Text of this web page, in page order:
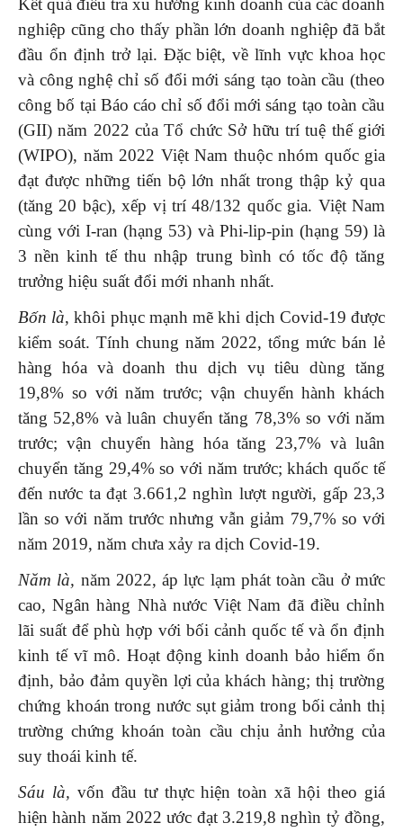
Kết quả điều tra xu hướng kinh doanh của các doanh
nghiệp cũng cho thấy phần lớn doanh nghiệp đã bắt
đầu ổn định trở lại. Đặc biệt, về lĩnh vực khoa học
và công nghệ chỉ số đổi mới sáng tạo toàn cầu (theo
công bố tại Báo cáo chỉ số đổi mới sáng tạo toàn cầu
(GII) năm 2022 của Tổ chức Sở hữu trí tuệ thế giới
(WIPO), năm 2022 Việt Nam thuộc nhóm quốc gia
đạt được những tiến bộ lớn nhất trong thập kỷ qua
(tăng 20 bậc), xếp vị trí 48/132 quốc gia. Việt Nam
cùng với I-ran (hạng 53) và Phi-lip-pin (hạng 59) là
3 nền kinh tế thu nhập trung bình có tốc độ tăng
trưởng hiệu suất đổi mới nhanh nhất.
Bốn là, khôi phục mạnh mẽ khi dịch Covid-19 được
kiểm soát. Tính chung năm 2022, tổng mức bán lẻ
hàng hóa và doanh thu dịch vụ tiêu dùng tăng
19,8% so với năm trước; vận chuyển hành khách
tăng 52,8% và luân chuyển tăng 78,3% so với năm
trước; vận chuyển hàng hóa tăng 23,7% và luân
chuyển tăng 29,4% so với năm trước; khách quốc tế
đến nước ta đạt 3.661,2 nghìn lượt người, gấp 23,3
lần so với năm trước nhưng vẫn giảm 79,7% so với
năm 2019, năm chưa xảy ra dịch Covid-19.
Năm là, năm 2022, áp lực lạm phát toàn cầu ở mức
cao, Ngân hàng Nhà nước Việt Nam đã điều chỉnh
lãi suất để phù hợp với bối cảnh quốc tế và ổn định
kinh tế vĩ mô. Hoạt động kinh doanh bảo hiểm ổn
định, bảo đảm quyền lợi của khách hàng; thị trường
chứng khoán trong nước sụt giảm trong bối cảnh thị
trường chứng khoán toàn cầu chịu ảnh hưởng của
suy thoái kinh tế.
Sáu là, vốn đầu tư thực hiện toàn xã hội theo giá
hiện hành năm 2022 ước đạt 3.219,8 nghìn tỷ đồng,